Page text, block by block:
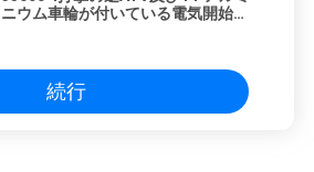
ニウム車輪が付いている電気開始マ
続行